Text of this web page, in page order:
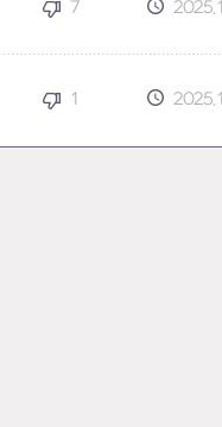
7
1